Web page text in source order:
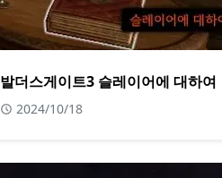
발더스게이트3 슬레이어에 대하여
2024/10/18